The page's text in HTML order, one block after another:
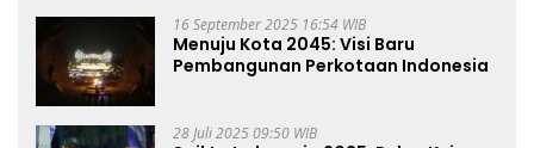
16 September 2025 16:54 WIB
Menuju Kota 2045: Visi Baru
Pembangunan Perkotaan Indonesia
28 Juli 2025 09:50 WIB